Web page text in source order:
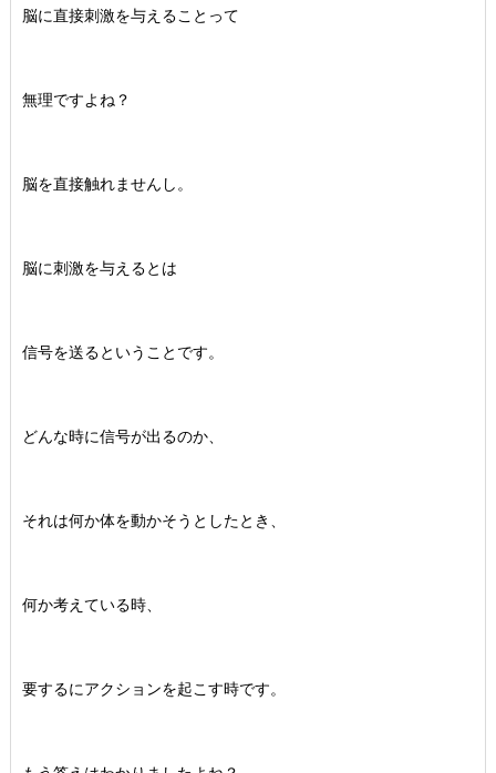
脳に直接刺激を与えることって
無理ですよね？
脳を直接触れませんし。
脳に刺激を与えるとは
信号を送るということです。
どんな時に信号が出るのか、
それは何か体を動かそうとしたとき、
何か考えている時、
要するにアクションを起こす時です。